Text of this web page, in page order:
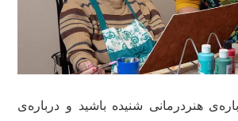
هنردرمانی شنیده باشید و درباره‌ی